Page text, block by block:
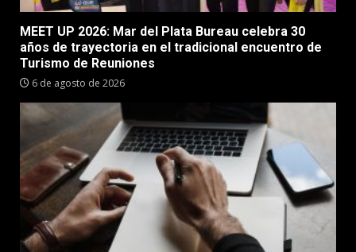
MEET UP 2026: Mar del Plata Bureau celebra 30
años de trayectoria en el tradicional encuentro de
Turismo de Reuniones
6 de agosto de 2026